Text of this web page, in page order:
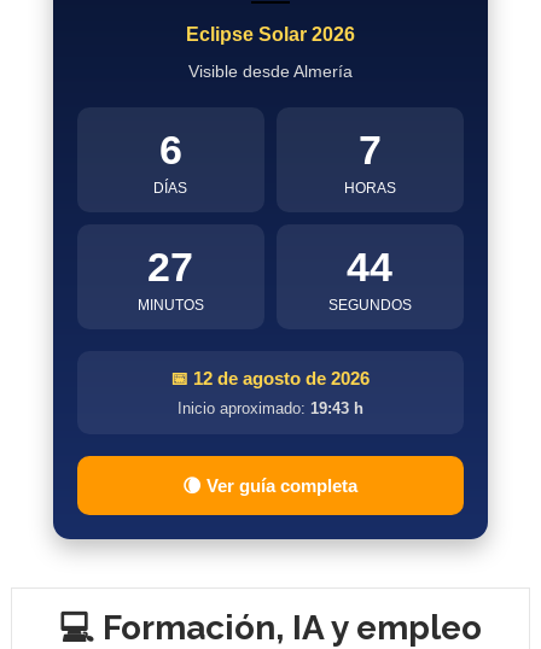
Eclipse Solar 2026
Visible desde Almería
6
DÍAS
7
HORAS
27
MINUTOS
43
SEGUNDOS
📅 12 de agosto de 2026
Inicio aproximado: 19:43 h
🌘 Ver guía completa
💻 Formación, IA y empleo